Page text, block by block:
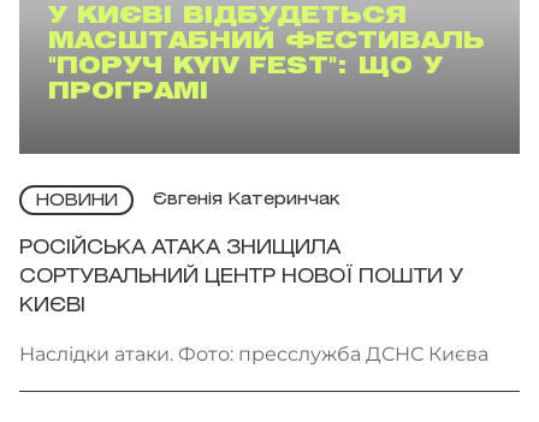
У КИЄВІ ВІДБУДЕТЬСЯ
МАСШТАБНИЙ ФЕСТИВАЛЬ
"ПОРУЧ KYIV FEST": ЩО У
ПРОГРАМІ
НОВИНИ Євгенія Катеринчак
РОСІЙСЬКА АТАКА ЗНИЩИЛА
СОРТУВАЛЬНИЙ ЦЕНТР НОВОЇ ПОШТИ У
КИЄВІ
Наслідки атаки. Фото: пресслужба ДСНС Києва